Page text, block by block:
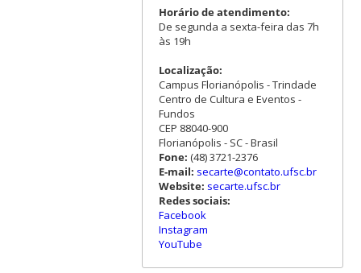
Horário de atendimento:
De segunda a sexta-feira das 7h
às 19h
Localização:
Campus Florianópolis - Trindade
Centro de Cultura e Eventos -
Fundos
CEP 88040-900
Florianópolis - SC - Brasil
Fone: (48) 3721-2376
E-mail: secarte@contato.ufsc.br
Website: secarte.ufsc.br
Redes sociais:
Facebook
Instagram
YouTube